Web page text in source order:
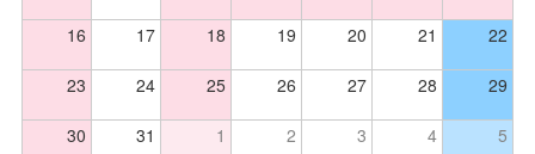
16 17 18 19 20 21 22
23 24 25 26 27 28 29
30 31 1 2 3 4 5